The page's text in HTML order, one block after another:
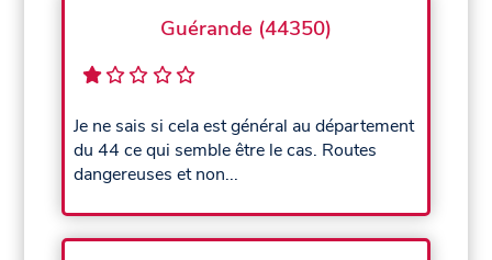
Guérande (44350)
Je ne sais si cela est général au département
du 44 ce qui semble être le cas. Routes
dangereuses et non...